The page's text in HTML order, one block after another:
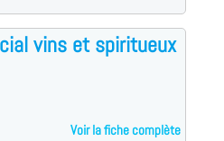
vins et spiritueux
Voir la fiche complète